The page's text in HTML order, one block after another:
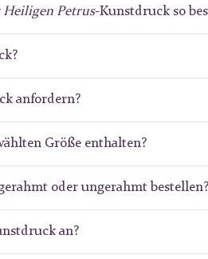
Heiligen Petrus-Kunstdruck so
anfordern?
Größe enthalten?
oder ungerahmt bestellen?
an?